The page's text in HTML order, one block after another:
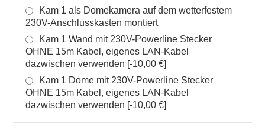
Kam 1 als Domekamera auf dem wetterfestem
230V-Anschlusskasten montiert
Kam 1 Wand mit 230V-Powerline Stecker
OHNE 15m Kabel, eigenes LAN-Kabel
dazwischen verwenden [-10,00 €]
Kam 1 Dome mit 230V-Powerline Stecker
OHNE 15m Kabel, eigenes LAN-Kabel
dazwischen verwenden [-10,00 €]